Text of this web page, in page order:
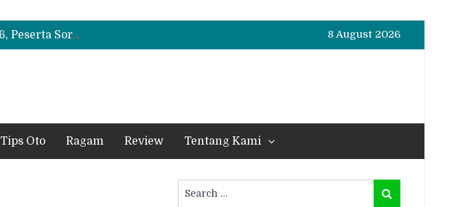
Beli Mobil Jangan Cuma Lihat Cicilan, TAF dan OJK Tekankan Pentingnya Literasi Keuangan
Test Drive Suzuki Fronx SGX Hybrid Kuro di GIIAS 2026, Peserta Soroti Desain Sporty dan DVR
Leapmotor Mulai Perakitan Lokal di Indonesia, B10 dan C10 Jadi Model Perdana
8 August 2026
Tips Oto Ragam Review Tentang Kami
for:
Search